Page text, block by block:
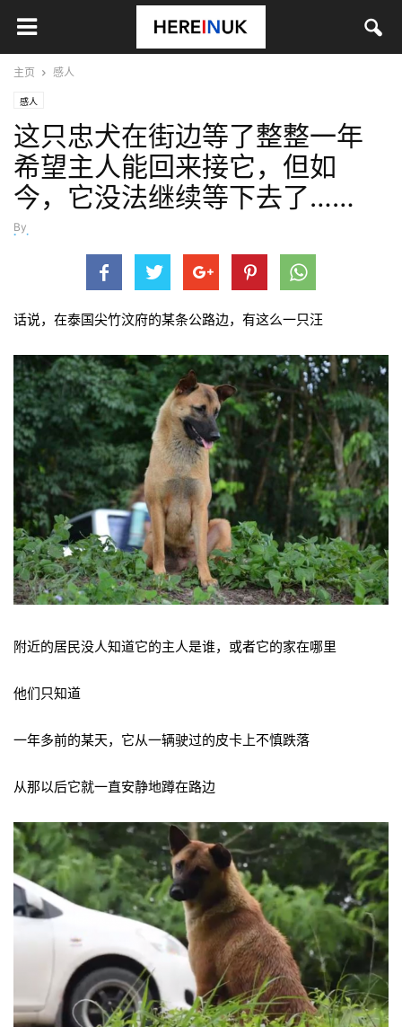
主页 感人
感人
这只忠犬在街边等了整整一年
希望主人能回来接它，但如
今，它没法继续等下去了……
By
kui
话说，在泰国尖竹汶府的某条公路边，有这么一只汪
附近的居民没人知道它的主人是谁，或者它的家在哪里
他们只知道
一年多前的某天，它从一辆驶过的皮卡上不慎跌落
从那以后它就一直安静地蹲在路边